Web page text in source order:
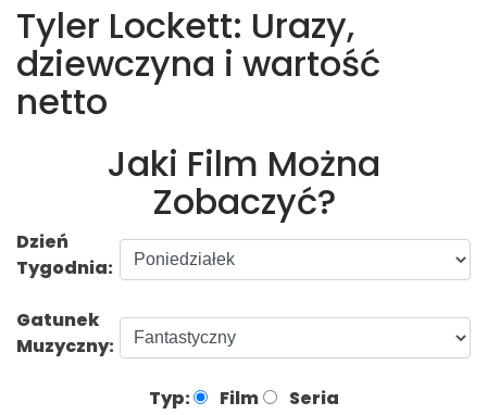
Tyler Lockett: Urazy,
dziewczyna i wartość
netto
Jaki Film Można
Zobaczyć?
Dzień
Tygodnia:
Gatunek
Muzyczny:
Typ: Film Seria